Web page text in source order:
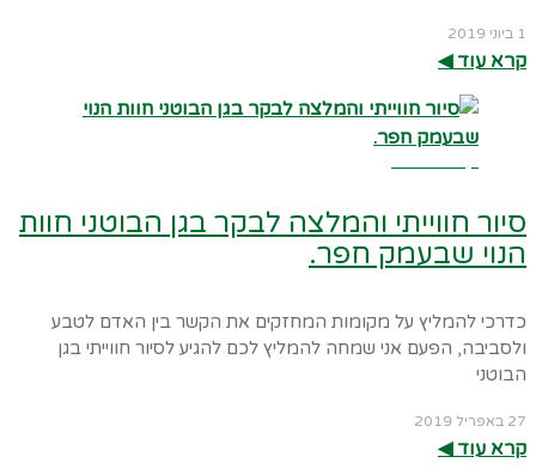
1 ביוני 2019
קרא עוד ◀︎
סיור חווייתי והמלצה לבקר בגן הבוטני חוות
הנוי שבעמק חפר.
כדרכי להמליץ על מקומות המחזקים את הקשר בין האדם לטבע
ולסביבה, הפעם אני שמחה להמליץ לכם להגיע לסיור חווייתי בגן
הבוטני
27 באפריל 2019
קרא עוד ◀︎